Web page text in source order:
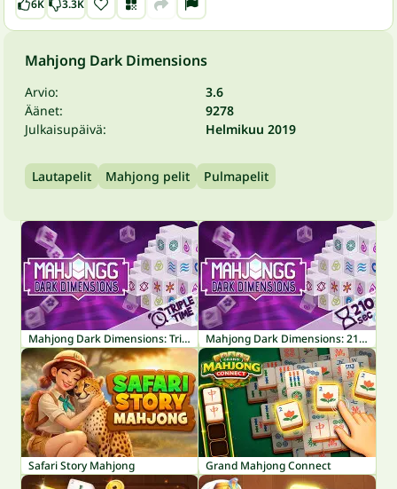
6K 3.3K
Mahjong Dark Dimensions
Arvio:
3.6
Äänet:
9278
Julkaisupäivä:
Helmikuu 2019
Lautapelit Mahjong pelit Pulmapelit
Mahjong Dark Dimensions: Triple Time Mahjong Dark Dimensions: 210 seconds
Safari Story Mahjong Grand Mahjong Connect